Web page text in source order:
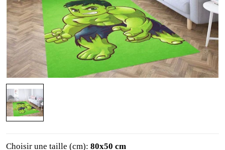
Choisir une taille (cm): 80x50 cm